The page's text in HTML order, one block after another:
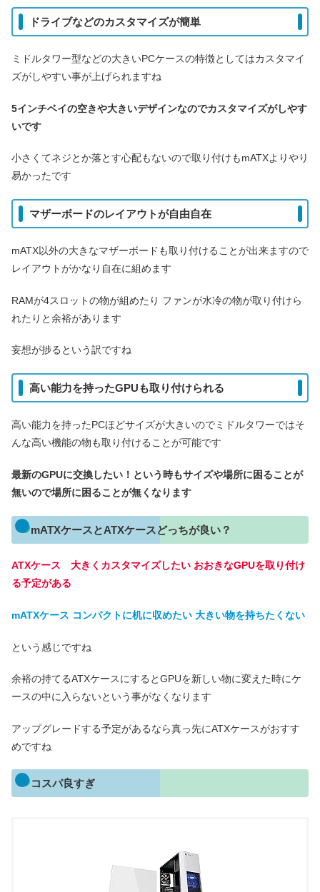
ドライブなどのカスタマイズが簡単
ミドルタワー型などの大きいPCケースの特徴としてはカスタマイ
ズがしやすい事が上げられますね
5インチベイの空きや大きいデザインなのでカスタマイズがしやす
いです
小さくてネジとか落とす心配もないので取り付けもmATXよりやり
易かったです
マザーボードのレイアウトが自由自在
mATX以外の大きなマザーボードも取り付けることが出来ますので
レイアウトがかなり自在に組めます
RAMが4スロットの物が組めたり ファンが水冷の物が取り付けら
れたりと余裕があります
妄想が捗るという訳ですね
高い能力を持ったGPUも取り付けられる
高い能力を持ったPCほどサイズが大きいのでミドルタワーではそ
んな高い機能の物も取り付けることが可能です
最新のGPUに交換したい！という時もサイズや場所に困ることが
無いので場所に困ることが無くなります
mATXケースとATXケースどっちが良い？
ATXケース 大きくカスタマイズしたい おおきなGPUを取り付け
る予定がある
mATXケース コンパクトに机に収めたい 大きい物を持ちたくない
という感じですね
余裕の持てるATXケースにするとGPUを新しい物に変えた時にケ
ースの中に入らないという事がなくなります
アップグレードする予定があるなら真っ先にATXケースがおすす
めですね
コスパ良すぎ